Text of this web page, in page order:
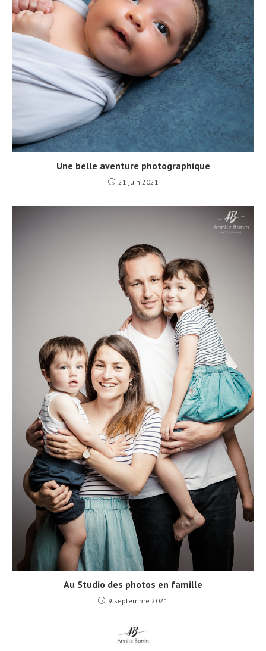
Une belle aventure photographique
21 juin 2021
Au Studio des photos en famille
9 septembre 2021